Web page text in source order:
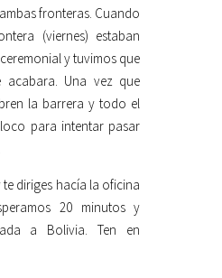
fronteras. Cuando
(viernes) estaban
y tuvimos que
acabara. Una vez que
la barrera y todo el
para intentar pasar
te diriges hacía la oficina
20 minutos y
a Bolivia. Ten en